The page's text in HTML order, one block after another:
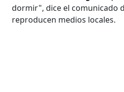
dormir", dice el comunicado
reproducen medios locales.